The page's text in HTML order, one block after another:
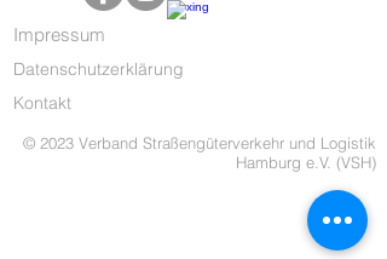
Impressum
Datenschutzerklärung
Kontakt
© 2023 Verband Straßengüterverkehr und Logistik
Hamburg e.V. (VSH)